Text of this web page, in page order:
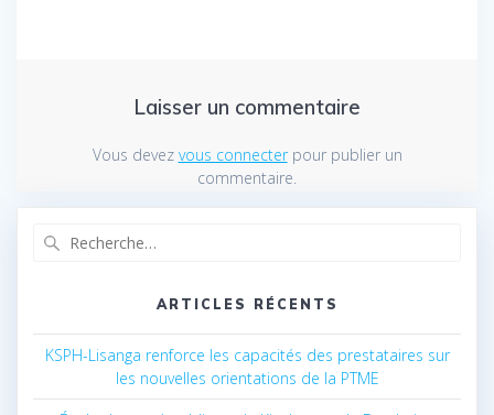
Laisser un commentaire
Vous devez vous connecterpour publier un
commentaire.
ARTICLES RÉCENTS
KSPH-Lisanga renforce les capacités des prestataires sur
les nouvelles orientations de la PTME